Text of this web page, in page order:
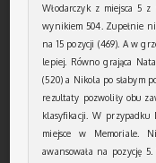
Włodarczyk z miejsca 5
wynikiem 504. Zupełnie
na 15 pozycji (469). A w
lepiej. Równo grająca
(520) a Nikola po słabym
rezultaty pozwoliły obu
klasyfikacji. W przypadku
miejsce w Memoriale.
awansowała na pozycję